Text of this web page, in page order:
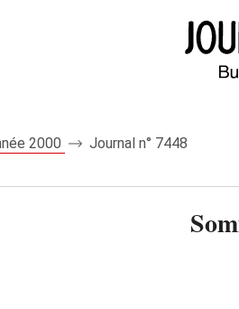
2000 Journal n° 7448